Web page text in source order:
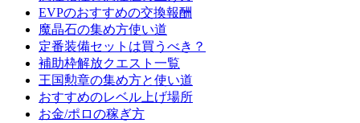
EVPのおすすめの交換報酬
魔晶石の集め方使い道
定番装備セットは買うべき？
補助枠解放クエスト一覧
王国勲章の集め方と使い道
おすすめのレベル上げ場所
お金/ポロの稼ぎ方